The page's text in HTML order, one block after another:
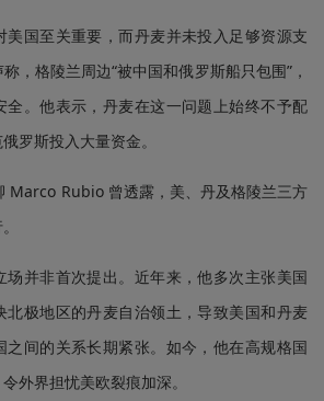
美国至关重要，而丹麦并未投入足够资源支
，格陵兰周边“被中国和俄罗斯船只包围”，
全。他表示，丹麦在这一问题上始终不予配
罗斯投入大量资金。
Marco Rubio 曾透露，美、丹及格陵兰三方
场并非首次提出。近年来，他多次主张美国
北极地区的丹麦自治领土，导致美国和丹麦
之间的关系长期紧张。如今，他在高规格国
外界担忧美欧裂痕加深。